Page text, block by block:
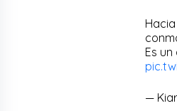
Es
—